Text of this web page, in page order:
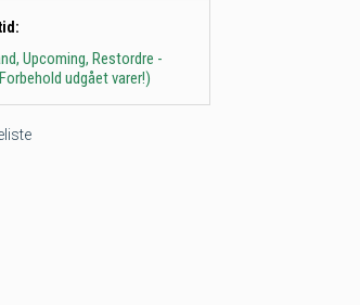
Upcoming, Restordre -
udgået varer!)